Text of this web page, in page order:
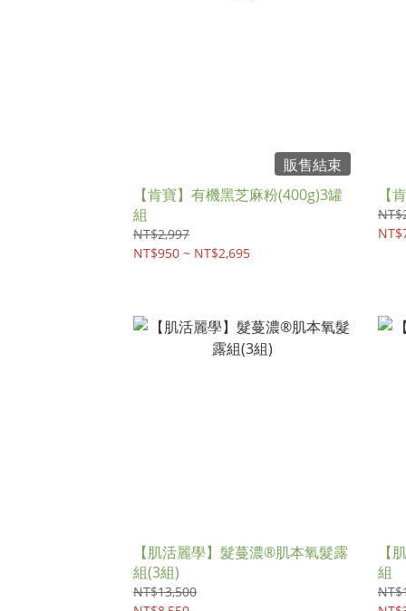
販售結束
【肯寶】有機黑芝麻粉(400g)3罐
組
NT$2,997
NT$950 ~ NT$2,695
【
【肌活麗學】髮蔓濃®肌本氧髮露
組(3組)
NT$13,500
【
組